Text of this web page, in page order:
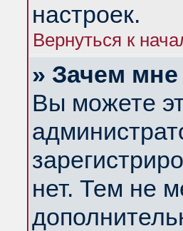
настроек.
Вернуться к
» Зачем
Вы можете
нет. Тем не